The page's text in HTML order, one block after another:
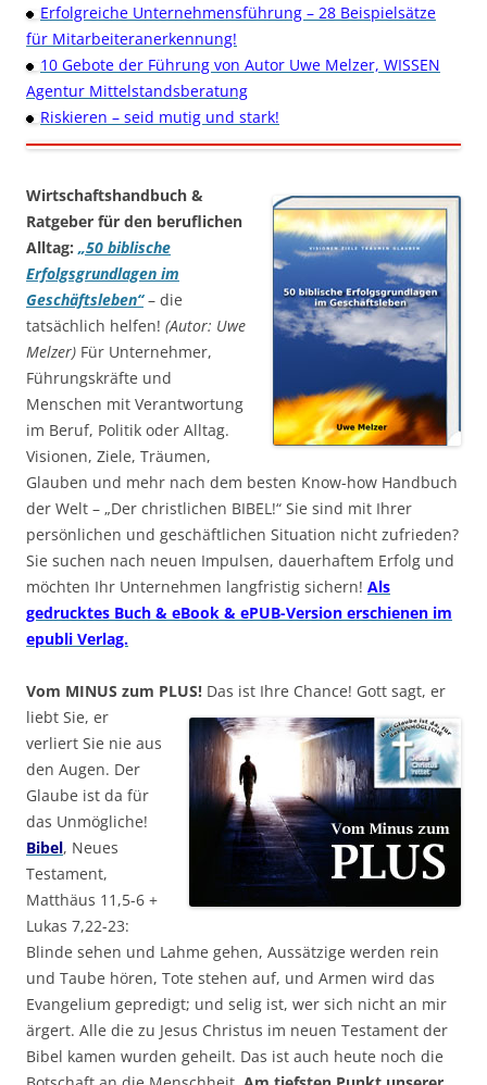
Erfolgreiche Unternehmensführung – 28 Beispielsätze
für Mitarbeiteranerkennung!
10 Gebote der Führung von Autor Uwe Melzer, WISSEN
Agentur Mittelstandsberatung
Riskieren – seid mutig und stark!
Wirtschaftshandbuch &
Ratgeber für den beruflichen
Alltag: „50 biblische
Erfolgsgrundlagen im
Geschäftsleben“– die
tatsächlich helfen! (Autor: Uwe
Melzer) Für Unternehmer,
Führungskräfte und
Menschen mit Verantwortung
im Beruf, Politik oder Alltag.
Visionen, Ziele, Träumen,
Glauben und mehr nach dem besten Know-how Handbuch
der Welt – „Der christlichen BIBEL!“ Sie sind mit Ihrer
persönlichen und geschäftlichen Situation nicht zufrieden?
Sie suchen nach neuen Impulsen, dauerhaftem Erfolg und
möchten Ihr Unternehmen langfristig sichern! Als
gedrucktes Buch & eBook & ePUB-Version erschienen im
epubli Verlag.
Vom MINUS zum PLUS! Das ist Ihre Chance! Gott sagt, er
liebt Sie, er
verliert Sie nie aus
den Augen. Der
Glaube ist da für
das Unmögliche!
Bibel, Neues
Testament,
Matthäus 11,5-6 +
Lukas 7,22-23:
Blinde sehen und Lahme gehen, Aussätzige werden rein
und Taube hören, Tote stehen auf, und Armen wird das
Evangelium gepredigt; und selig ist, wer sich nicht an mir
ärgert. Alle die zu Jesus Christus im neuen Testament der
Bibel kamen wurden geheilt. Das ist auch heute noch die